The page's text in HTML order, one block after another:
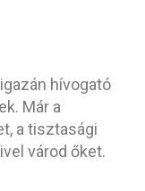
hívogató
Már a
a tisztasági
várod őket.